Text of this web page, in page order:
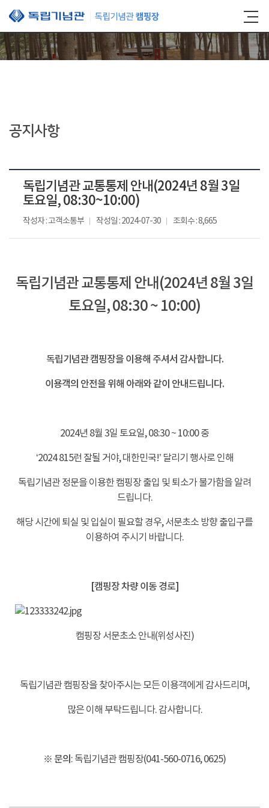
본문 바로가기
공지사항
독립기념관 교통통제 안내(2024년 8월 3일
토요일, 08:30~10:00)
작성자 : 고객소통부 작성일 : 2024-07-30 조회수 : 8,665
독립기념관 교통통제 안내(2024년 8월 3일
토요일, 08:30 ~ 10:00)
독립기념관 캠핑장을 이용해 주셔서 감사합니다.
이용객의 안전을 위해 아래와 같이 안내드립니다.
2024년 8월 3일 토요일, 08:30 ~ 10:00 중
‘2024 815런 잘될 거야, 대한민국!’ 달리기 행사로 인해
독립기념관 정문을 이용한 캠핑장 출입 및 퇴소가 불가함을 알려
드립니다.
해당 시간에 퇴실 및 입실이 필요할 경우, 서문초소 방향 출입구를
이용하여 주시기 바랍니다.
[캠핑장 차량 이동 경로]
캠핑장 서문초소 안내(위성사진)
독립기념관 캠핑장을 찾아주시는 모든 이용객에게 감사드리며,
많은 이해 부탁드립니다. 감사합니다.
※ 문의 : 독립기념관 캠핑장(041-560-0716, 0625)